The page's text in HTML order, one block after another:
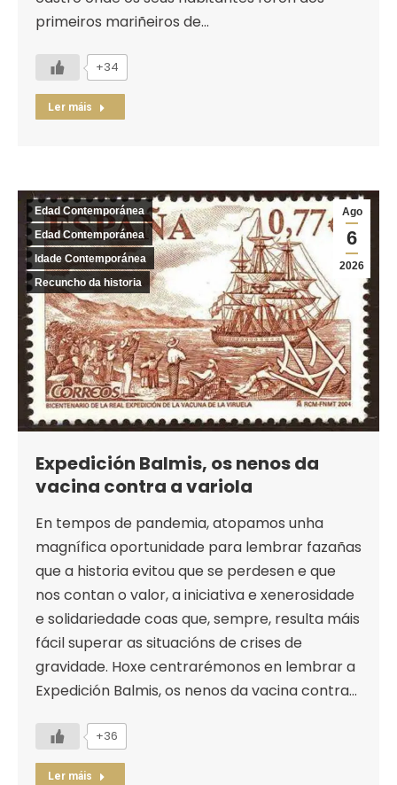
primeiros mariñeiros de…
+34
Ler máis
Ago
6
2026
Edad Contemporánea
Edad Contemporánea
Idade Contemporánea
Recuncho da historia
Expedición Balmis, os nenos da
vacina contra a variola
En tempos de pandemia, atopamos unha
magnífica oportunidade para lembrar fazañas
que a historia evitou que se perdesen e que
nos contan o valor, a iniciativa e xenerosidade
e solidariedade coas que, sempre, resulta máis
fácil superar as situacións de crises de
gravidade. Hoxe centrarémonos en lembrar a
Expedición Balmis, os nenos da vacina contra…
+36
Ler máis